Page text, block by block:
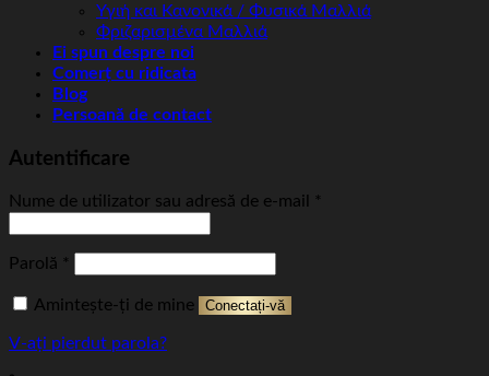
Υγιή και Κανονικά / Φυσικά Μαλλιά
Φριζαρισμένα Μαλλιά
Ei spun despre noi
Comerț cu ridicata
Blog
Persoană de contact
Autentificare
Nume de utilizator sau adresă de e-mail *
Parolă *
Amintește-ți de mine Conectați-vă
V-ați pierdut parola?